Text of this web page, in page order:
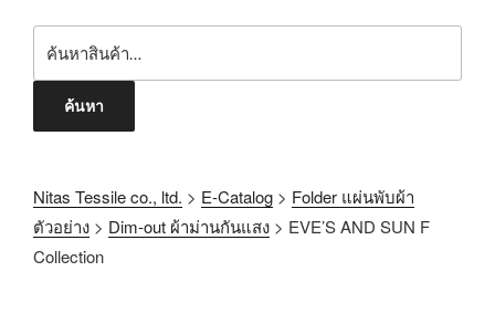
ค้นหา
Nitas Tessile co., ltd. > E-Catalog > Folder แผ่นพับผ้า
ตัวอย่าง > Dim-out ผ้าม่านกันแสง > EVE’S AND SUN F
Collection